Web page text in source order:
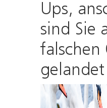
Ups,
sind Sie
falschen
gelandet